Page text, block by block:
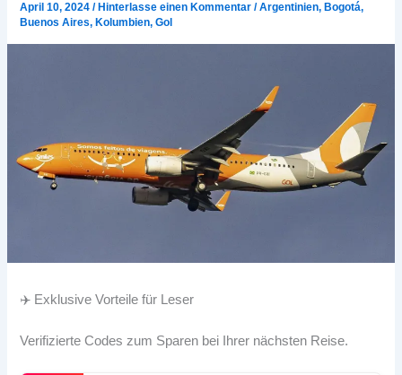
April 10, 2024/ Hinterlasse einen Kommentar /Argentinien, Bogotá,
Buenos Aires, Kolumbien,Gol
✈️ Exklusive Vorteile für Leser
Verifizierte Codes zum Sparen bei Ihrer nächsten Reise.